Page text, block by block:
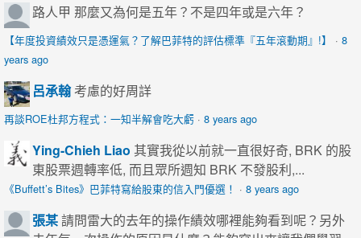
路人甲 那麼又為何是五年？不是四年或是六年？
【年度投資績效只是憑運氣？了解巴菲特的評估標準『五年滾動期』!】 · 8
years ago
呂承翰考慮的好周詳
再談ROE杜邦方程式：一知半解會吃大虧 · 8 years ago
Ying-Chieh Liao 其實我從以前就一直很好奇, BRK 的股
東股票週轉率低, 而且眾所週知 BRK 不發股利,...
《Buffett’s Bites》巴菲特寫給股東的信入門優選！ · 8 years ago
張某請問雷大的去年的操作績效哪裡能夠看到呢？另外